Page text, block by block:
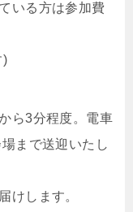
いる方は参加費
)
ら3分程度。電車
まで送迎いたし
けします。